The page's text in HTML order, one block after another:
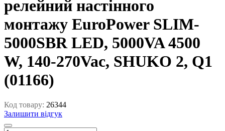
релейний настінного
монтажу EuroPower SLIM-
5000SBR LED, 5000VA 4500
W, 140-270Vac, SHUKO 2, Q1
(01166)
Код товару: 26344
Залишити відгук